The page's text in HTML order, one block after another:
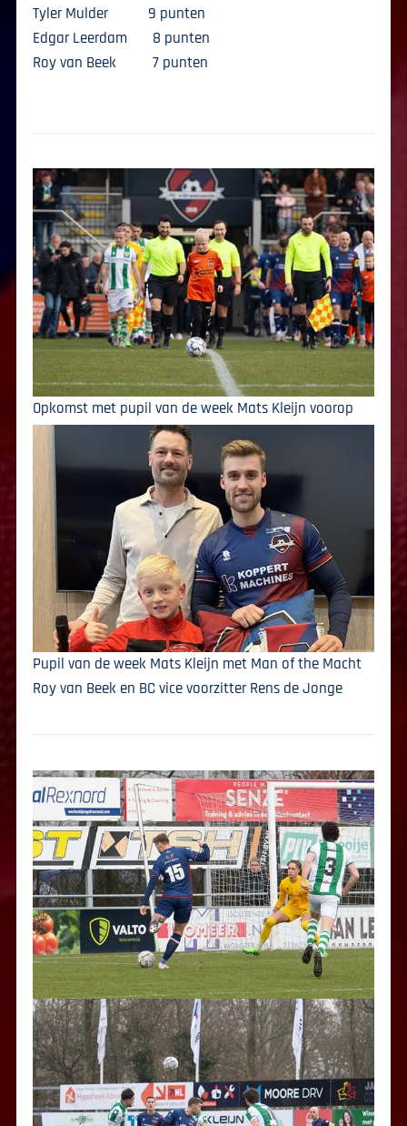
Tyler Mulder 9 punten
Edgar Leerdam 8 punten
Roy van Beek 7 punten
Opkomst met pupil van de week Mats Kleijn voorop
Pupil van de week Mats Kleijn met Man of the Macht
Roy van Beek en BC vice voorzitter Rens de Jonge